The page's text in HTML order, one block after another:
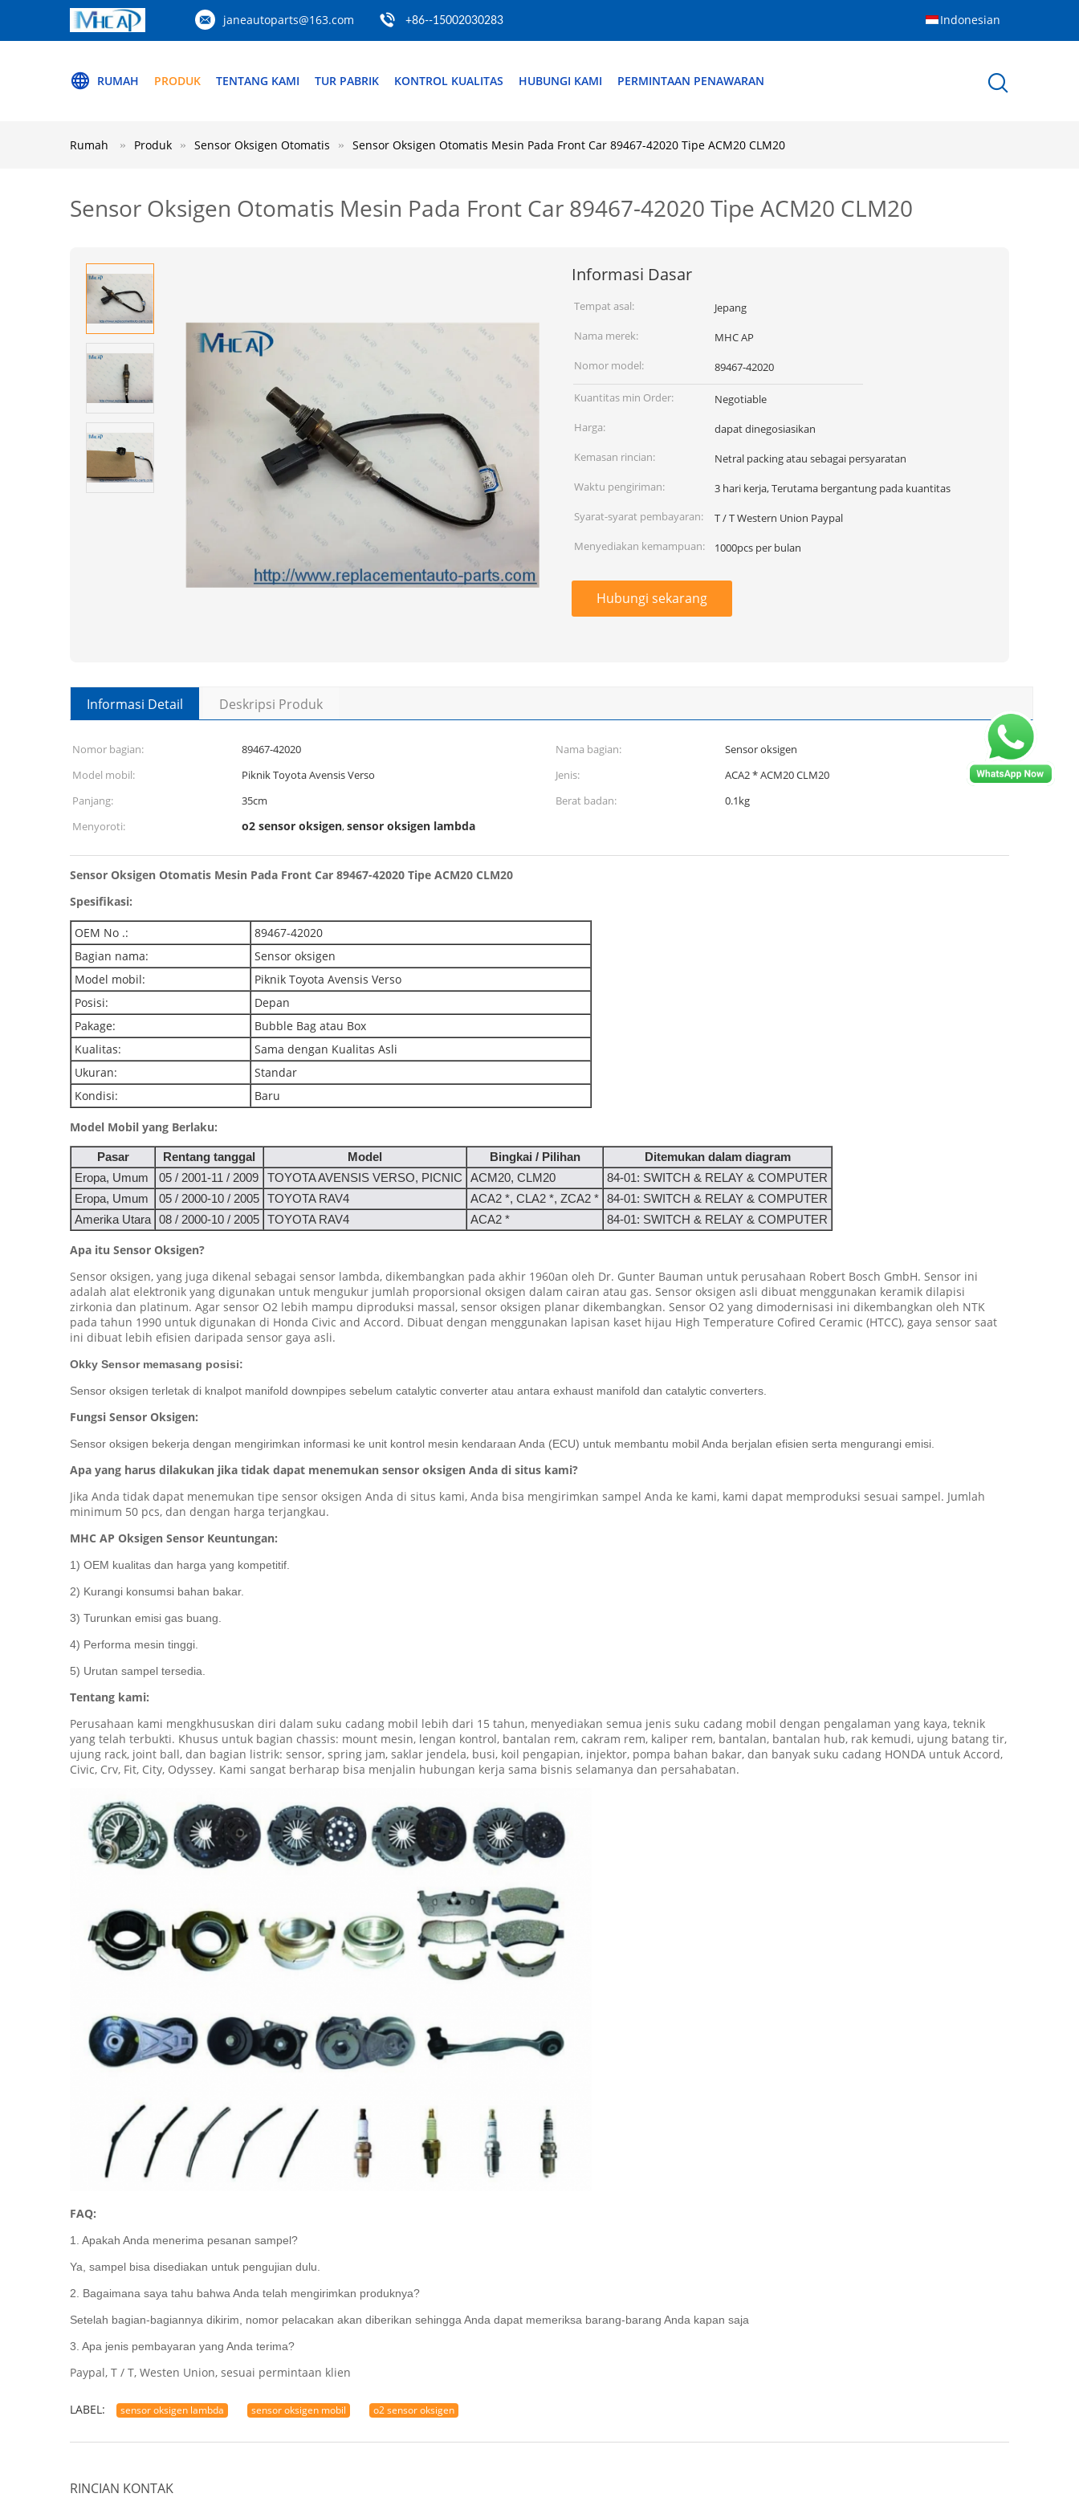
janeautoparts@163.com +86--15002030283 Indonesian
RUMAH PRODUK TENTANG KAMI TUR PABRIK KONTROL KUALITAS HUBUNGI KAMI PERMINTAAN PENAWARAN
Rumah Produk Sensor Oksigen Otomatis Sensor Oksigen Otomatis Mesin Pada Front Car 89467-42020 Tipe ACM20 CLM20
Sensor Oksigen Otomatis Mesin Pada Front Car 89467-42020 Tipe ACM20 CLM20
Informasi Dasar
Tempat asal:
Jepang
Nama merek:
MHC AP
Nomor model:
89467-42020
Kuantitas min Order:
Negotiable
Harga:
dapat dinegosiasikan
Kemasan rincian:
Netral packing atau sebagai persyaratan
Waktu pengiriman:
3 hari kerja, Terutama bergantung pada kuantitas
Syarat-syarat pembayaran:
T / T Western Union Paypal
Menyediakan kemampuan:
1000pcs per bulan
Hubungi sekarang
Informasi Detail Deskripsi Produk
Nomor bagian: 89467-42020 Nama bagian:
Sensor oksigen
Model mobil:
Piknik Toyota Avensis Verso Jenis:
ACA2 * ACM20 CLM20
Panjang:
35cm Berat badan:
0.1kg
Menyoroti:
o2 sensor oksigen,sensor oksigen lambda
Sensor Oksigen Otomatis Mesin Pada Front Car 89467-42020 Tipe ACM20 CLM20
Spesifikasi:
OEM No .:
89467-42020
Bagian nama:
Sensor oksigen
Model mobil:
Piknik Toyota Avensis Verso
Posisi:
Depan
Pakage:
Bubble Bag atau Box
Kualitas:
Sama dengan Kualitas Asli
Ukuran:
Standar
Kondisi:
Baru
Model Mobil yang Berlaku:
Pasar Rentang tanggal Model Bingkai / Pilihan
Ditemukan dalam diagram
Eropa, Umum
05 / 2001-11 / 2009 TOYOTA AVENSIS VERSO, PICNIC ACM20, CLM20
84-01: SWITCH & RELAY & COMPUTER
Eropa, Umum
05 / 2000-10 / 2005 TOYOTA RAV4 ACA2 *, CLA2 *, ZCA2 *
84-01: SWITCH & RELAY & COMPUTER
Amerika Utara
08 / 2000-10 / 2005 TOYOTA RAV4 ACA2 * 84-01: SWITCH & RELAY & COMPUTER
Apa itu Sensor Oksigen?
Sensor oksigen, yang juga dikenal sebagai sensor lambda, dikembangkan pada akhir 1960an oleh Dr. Gunter Bauman untuk perusahaan Robert Bosch GmbH. Sensor ini
adalah alat elektronik yang digunakan untuk mengukur jumlah proporsional oksigen dalam cairan atau gas. Sensor oksigen asli dibuat menggunakan keramik dilapisi
zirkonia dan platinum. Agar sensor O2 lebih mampu diproduksi massal, sensor oksigen planar dikembangkan. Sensor O2 yang dimodernisasi ini dikembangkan oleh NTK
pada tahun 1990 untuk digunakan di Honda Civic and Accord. Dibuat dengan menggunakan lapisan kaset hijau High Temperature Cofired Ceramic (HTCC), gaya sensor saat
ini dibuat lebih efisien daripada sensor gaya asli.
Okky Sensor memasang posisi:
Sensor oksigen terletak di knalpot manifold downpipes sebelum catalytic converter atau antara exhaust manifold dan catalytic converters.
Fungsi Sensor Oksigen:
Sensor oksigen bekerja dengan mengirimkan informasi ke unit kontrol mesin kendaraan Anda (ECU) untuk membantu mobil Anda berjalan efisien serta mengurangi emisi.
Apa yang harus dilakukan jika tidak dapat menemukan sensor oksigen Anda di situs kami?
Jika Anda tidak dapat menemukan tipe sensor oksigen Anda di situs kami, Anda bisa mengirimkan sampel Anda ke kami, kami dapat memproduksi sesuai sampel. Jumlah
minimum 50 pcs, dan dengan harga terjangkau.
MHC AP Oksigen Sensor Keuntungan:
1) OEM kualitas dan harga yang kompetitif.
2) Kurangi konsumsi bahan bakar.
3) Turunkan emisi gas buang.
4) Performa mesin tinggi.
5) Urutan sampel tersedia.
Tentang kami:
Perusahaan kami mengkhususkan diri dalam suku cadang mobil lebih dari 15 tahun, menyediakan semua jenis suku cadang mobil dengan pengalaman yang kaya, teknik
yang telah terbukti. Khusus untuk bagian chassis: mount mesin, lengan kontrol, bantalan rem, cakram rem, kaliper rem, bantalan, bantalan hub, rak kemudi, ujung batang tir,
ujung rack, joint ball, dan bagian listrik: sensor, spring jam, saklar jendela, busi, koil pengapian, injektor, pompa bahan bakar, dan banyak suku cadang HONDA untuk Accord,
Civic, Crv, Fit, City, Odyssey. Kami sangat berharap bisa menjalin hubungan kerja sama bisnis selamanya dan persahabatan.
FAQ:
1. Apakah Anda menerima pesanan sampel?
Ya, sampel bisa disediakan untuk pengujian dulu.
2. Bagaimana saya tahu bahwa Anda telah mengirimkan produknya?
Setelah bagian-bagiannya dikirim, nomor pelacakan akan diberikan sehingga Anda dapat memeriksa barang-barang Anda kapan saja
3. Apa jenis pembayaran yang Anda terima?
Paypal, T / T, Westen Union, sesuai permintaan klien
LABEL: sensor oksigen lambda sensor oksigen mobil o2 sensor oksigen
RINCIAN KONTAK